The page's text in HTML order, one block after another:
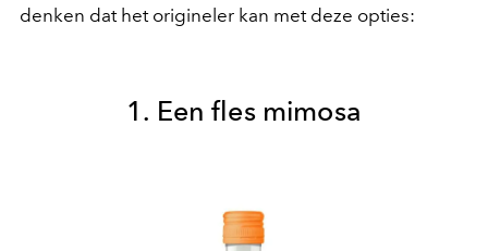
denken dat het origineler kan met deze opties:
1. Een fles mimosa